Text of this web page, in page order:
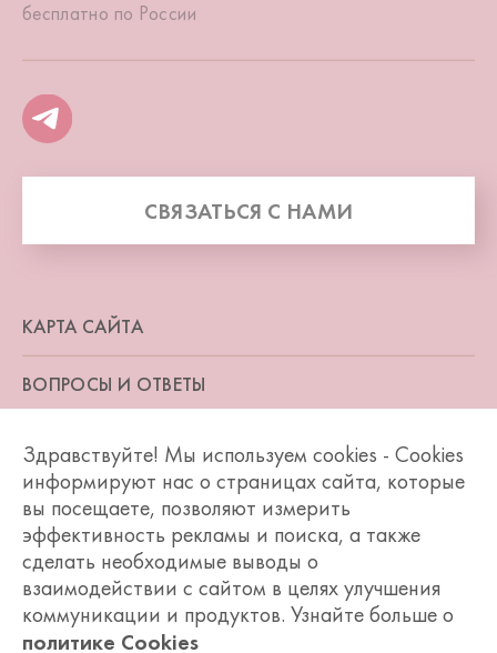
бесплатно по России
СВЯЗАТЬСЯ С НАМИ
КАРТА САЙТА
ВОПРОСЫ И ОТВЕТЫ
ПОЛИТИКА КОНФИДЕНЦИАЛЬНОСТИ
УСЛОВИЯ ИСПОЛЬЗОВАНИЯ САЙТА
ДОСТУПНОСТЬ
ПОЛИТИКА COOKIE
Здравствуйте! Мы используем cookies - Cookies
информируют нас о страницах сайта, которые
вы посещаете, позволяют измерить
эффективность рекламы и поиска, а также
сделать необходимые выводы о
взаимодействии с сайтом в целях улучшения
коммуникации и продуктов. Узнайте больше о
политике Cookies